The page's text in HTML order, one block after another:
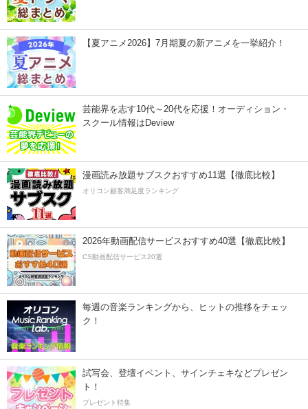
【夏アニメ2026】7月期夏の新アニメを一挙紹介！
芸能界を志す10代～20代を応援！オーディション・
スクール情報はDeview
漫画読み放題サブスクおすすめ11選【徹底比較】
オリコン顧客満足度ランキング
2026年動画配信サービスおすすめ40選【徹底比較】
CS動画配信サービス20選
毎週の音楽ランキングから、ヒットの推移をチェッ
ク！
試写会、登壇イベント、サインチェキなどプレゼン
ト！
プレゼント特集